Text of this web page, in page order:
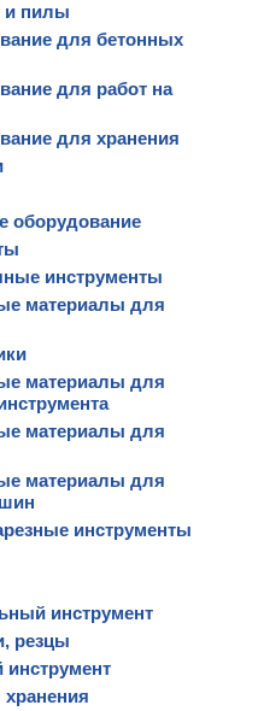
и пилы
для бетонных
для работ на
для хранения
оборудование
инструменты
материалы для
материалы для
материалы для
материалы для
инструменты
инструмент
резцы